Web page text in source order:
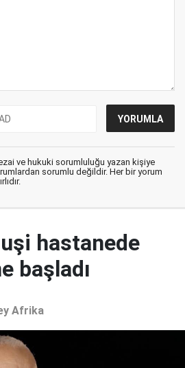
ve hukuki sorumluluğu yazan kişiye
sorumlu değildir. Her bir yorum
hastanede
başladı
Afrika